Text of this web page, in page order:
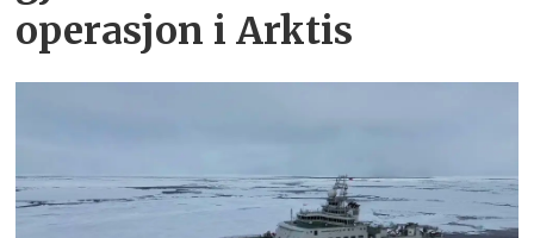
operasjon i Arktis